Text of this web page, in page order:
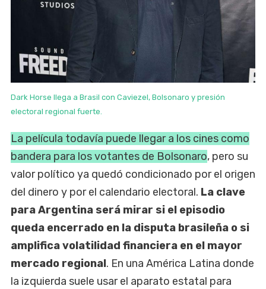
Dark Horse llega a Brasil con Caviezel, Bolsonaro y presión
electoral regional fuerte.
La película todavía puede llegar a los cines como
bandera para los votantes de Bolsonaro, pero su
valor político ya quedó condicionado por el origen
del dinero y por el calendario electoral. La clave
para Argentina será mirar si el episodio
queda encerrado en la disputa brasileña o si
amplifica volatilidad financiera en el mayor
mercado regional. En una América Latina donde
la izquierda suele usar el aparato estatal para